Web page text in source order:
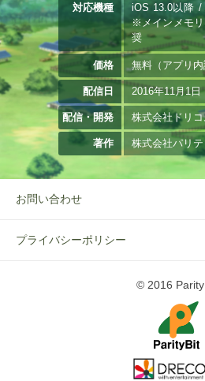
対応機種
iOS 13.0以降 /
※メインメモリ
奨
価格 無料（アプリ内
配信日 2016年11月1日
配信・開発 株式会社ドリ
著作 株式会社パリ
お問い合わせ
プライバシーポリシー
© 2016